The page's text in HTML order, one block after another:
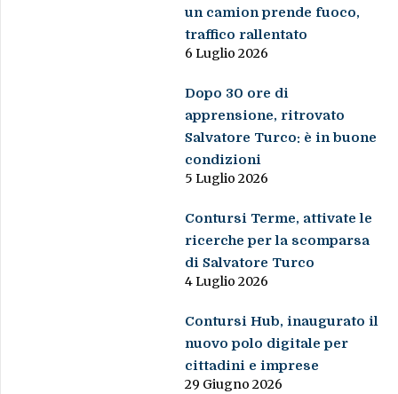
un camion prende fuoco,
traffico rallentato
6 Luglio 2026
Dopo 30 ore di
apprensione, ritrovato
Salvatore Turco: è in buone
condizioni
5 Luglio 2026
Contursi Terme, attivate le
ricerche per la scomparsa
di Salvatore Turco
4 Luglio 2026
Contursi Hub, inaugurato il
nuovo polo digitale per
cittadini e imprese
29 Giugno 2026